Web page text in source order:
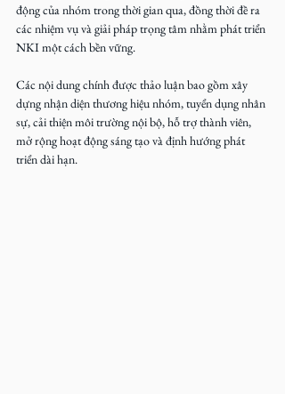
động của nhóm trong thời gian qua, đồng thời đề ra
các nhiệm vụ và giải pháp trọng tâm nhằm phát triển
NKI một cách bền vững.
Các nội dung chính được thảo luận bao gồm xây
dựng nhận diện thương hiệu nhóm, tuyển dụng nhân
sự, cải thiện môi trường nội bộ, hỗ trợ thành viên,
mở rộng hoạt động sáng tạo và định hướng phát
triển dài hạn.